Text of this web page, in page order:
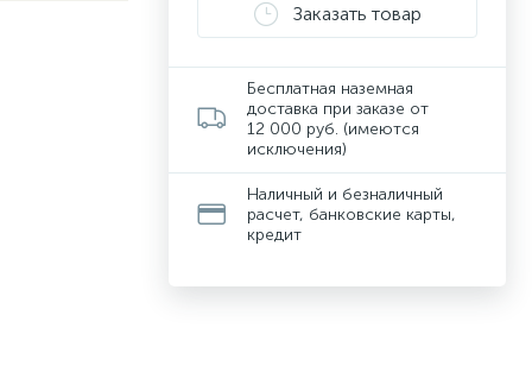
Заказать товар
Бесплатная наземная
доставка при заказе от
12 000 руб. (имеются
исключения)
Наличный и безналичный
расчет, банковские карты,
кредит